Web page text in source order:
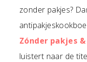
zonder pakjes?
Zónder pakjes
luistert naar de